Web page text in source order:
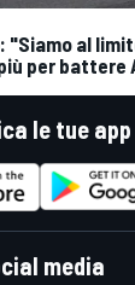
"Siamo al
per battere
le tue app
media